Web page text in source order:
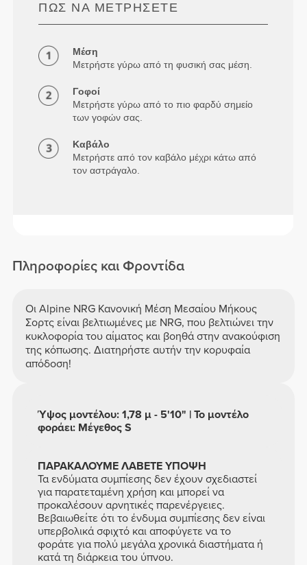
ΠΏΣ ΝΑ ΜΕΤΡΉΣΕΤΕ
Μέση
Μετρήστε γύρω από τη φυσική σας μέση.
Γοφοί
Μετρήστε γύρω από το πιο φαρδύ σημείο
των γοφών σας.
Καβάλο
Μετρήστε από τον καβάλο μέχρι κάτω από
τον αστράγαλο.
Πληροφορίες και Φροντίδα
Οι Alpine NRG Κανονική Μέση Μεσαίου Μήκους
Σορτς είναι βελτιωμένες με NRG, που βελτιώνει την
κυκλοφορία του αίματος και βοηθά στην ανακούφιση
της κόπωσης. Διατηρήστε αυτήν την κορυφαία
απόδοση!
ΠΑΡΑΚΑΛΟΥΜΕ ΛΑΒΕΤΕ ΥΠΟΨΗ
Τα ενδύματα συμπίεσης δεν έχουν σχεδιαστεί
για παρατεταμένη χρήση και μπορεί να
προκαλέσουν αρνητικές παρενέργειες.
Βεβαιωθείτε ότι το ένδυμα συμπίεσης δεν είναι
υπερβολικά σφιχτό και αποφύγετε να το
φοράτε για πολύ μεγάλα χρονικά διαστήματα ή
κατά τη διάρκεια του ύπνου.
Ύψος μοντέλου: 1,78 μ - 5'10" | Το μοντέλο
φοράει: Μέγεθος S